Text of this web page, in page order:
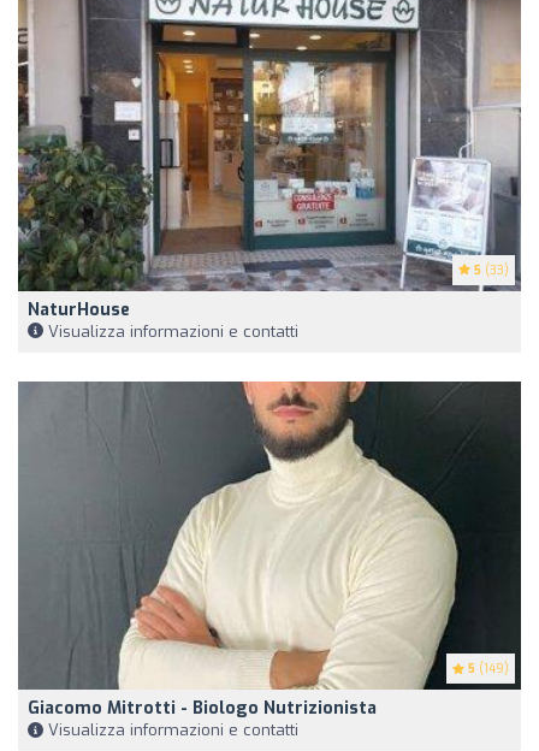
5 (33)
NaturHouse
Visualizza informazioni e contatti
5 (149)
Giacomo Mitrotti - Biologo Nutrizionista
Visualizza informazioni e contatti